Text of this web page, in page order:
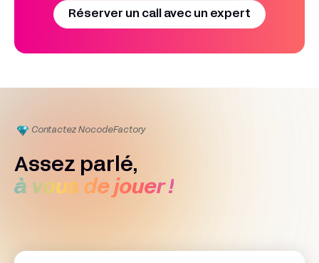
variations créatives à grande échelle (ads
statiques, UGC, shorts) au‑delà d’un template figé,
Réserver un call avec un expert
Contactez NocodeFactory
Assez parlé,
à vous de jouer !